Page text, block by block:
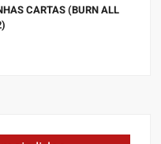
CARTAS (BURN ALL